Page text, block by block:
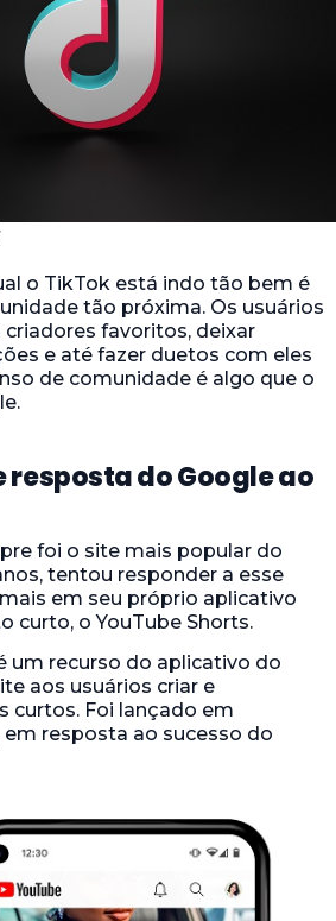
o TikTok está indo tão bem é
tão próxima. Os usuários
favoritos, deixar
e até fazer duetos com eles
de comunidade é algo que o
do Google ao
foi o site mais popular do
tentou responder a esse
em seu próprio aplicativo
curto, o YouTube Shorts.
um recurso do aplicativo do
aos usuários criar e
curtos. Foi lançado em
resposta ao sucesso do